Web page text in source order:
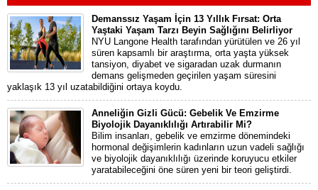
Demanssız Yaşam İçin 13 Yıllık Fırsat: Orta
Yaştaki Yaşam Tarzı Beyin Sağlığını Belirliyor
NYU Langone Health tarafından yürütülen ve 26 yıl
süren kapsamlı bir araştırma, orta yaşta yüksek
tansiyon, diyabet ve sigaradan uzak durmanın
demans gelişmeden geçirilen yaşam süresini
yaklaşık 13 yıl uzatabildiğini ortaya koydu.
Anneliğin Gizli Gücü: Gebelik Ve Emzirme
Biyolojik Dayanıklılığı Artırabilir Mi?
Bilim insanları, gebelik ve emzirme dönemindeki
hormonal değişimlerin kadınların uzun vadeli sağlığı
ve biyolojik dayanıklılığı üzerinde koruyucu etkiler
yaratabileceğini öne süren yeni bir teori geliştirdi.